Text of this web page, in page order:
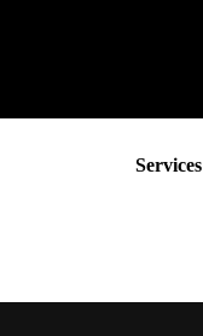
Services